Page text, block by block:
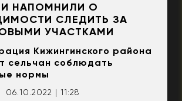
НАПОМНИЛИ О
СЛЕДИТЬ ЗА
УЧАСТКАМИ
Кижингинского района
сельчан соблюдать
нормы
06.10.2022 | 11:28